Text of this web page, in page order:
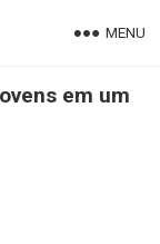
MENU
em um